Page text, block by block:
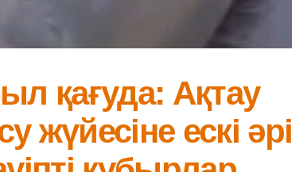
қағуда: Ақтау
жүйесіне ескі әрі